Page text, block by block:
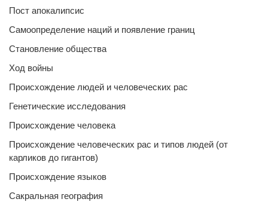
Пост апокалипсис
Самоопределение наций и появление границ
Становление общества
Ход войны
Происхождение людей и человеческих рас
Генетические исследования
Происхождение человека
Происхождение человеческих рас и типов людей (от
карликов до гигантов)
Происхождение языков
Сакральная география